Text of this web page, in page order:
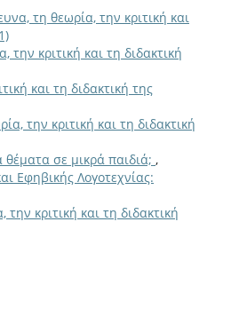
τη θεωρία, την κριτική και
κριτική και τη διδακτική
και τη διδακτική της
την κριτική και τη διδακτική
θέματα σε μικρά παιδιά; ,
Εφηβικής Λογοτεχνίας:
κριτική και τη διδακτική